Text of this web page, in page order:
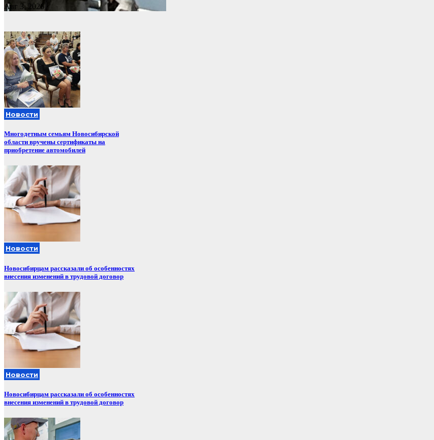
Авг 3, 2026
Новости
Многодетным семьям Новосибирской
области вручены сертификаты на
приобретение автомобилей
Новости
Новосибирцам рассказали об особенностях
внесения изменений в трудовой договор
Новости
Новосибирцам рассказали об особенностях
внесения изменений в трудовой договор